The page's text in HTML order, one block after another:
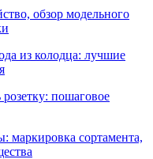
обзор модельного
из колодца: лучшие
пошаговое
маркировка сортамента,